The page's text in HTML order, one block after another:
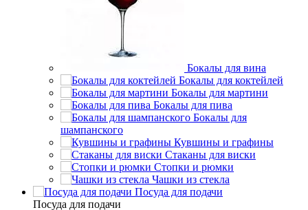
Бокалы для вина
Бокалы для коктейлей
Бокалы для мартини
Бокалы для пива
Бокалы для
шампанского
Кувшины и графины
Стаканы для виски
Стопки и рюмки
Чашки из стекла
Посуда для подачи
Посуда для подачи